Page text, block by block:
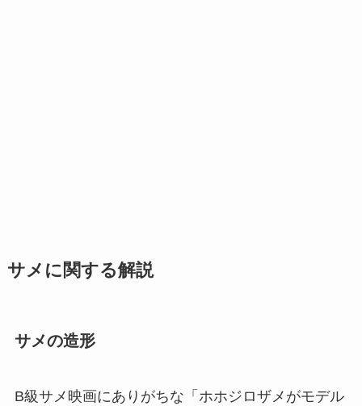
サメに関する解説
サメの造形
B級サメ映画にありがちな「ホホジロザメがモデル